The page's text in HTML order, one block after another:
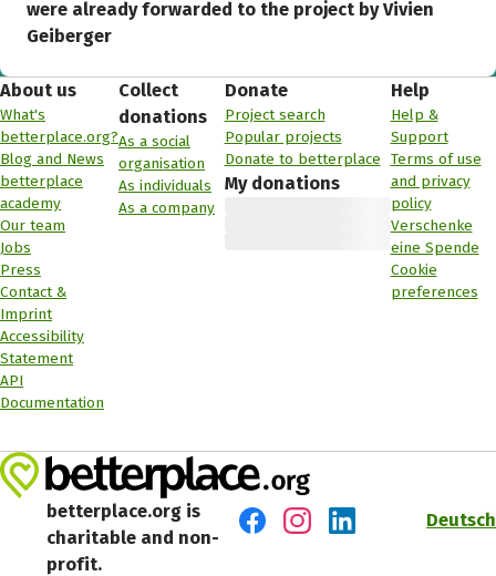
were already forwarded to the project by Vivien
Geiberger
About us
What's
betterplace.org?
Blog and News
betterplace
academy
Our team
Jobs
Press
Contact &
Imprint
Accessibility
Statement
API
Documentation
Collect
donations
As a social
organisation
As individuals
As a company
Donate
Project search
Popular projects
Donate to betterplace
My donations
Help
Help &
Support
Terms of use
and privacy
policy
Verschenke
eine Spende
Cookie
preferences
betterplace.org is
charitable and non-
profit.
Deutsch